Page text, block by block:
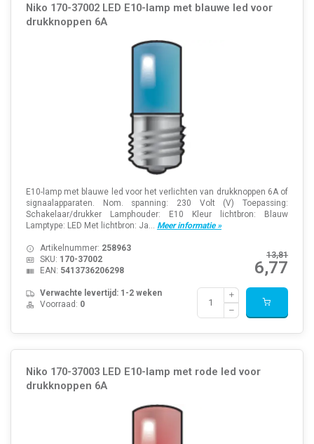
Niko 170-37002 LED E10-lamp met blauwe led voor
drukknoppen 6A
E10-lamp met blauwe led voor het verlichten van drukknoppen 6A of
signaalapparaten. Nom. spanning: 230 Volt (V) Toepassing:
Schakelaar/drukker Lamphouder: E10 Kleur lichtbron: Blauw
Lamptype: LED Met lichtbron: Ja... Meer informatie »
13,81
6,77
Artikelnummer: 258963
SKU: 170-37002
EAN: 5413736206298
Verwachte levertijd: 1-2 weken
Voorraad: 0
Niko 170-37003 LED E10-lamp met rode led voor
drukknoppen 6A